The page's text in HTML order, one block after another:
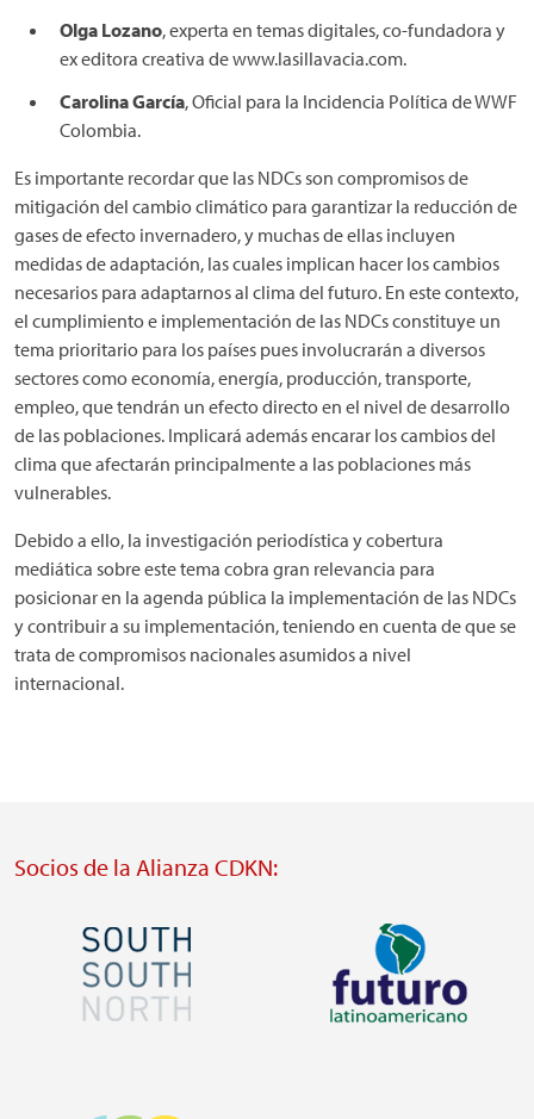
Olga Lozano, experta en temas digitales, co-fundadora y
ex editora creativa de www.lasillavacia.com.
Carolina García, Oficial para la Incidencia Política de WWF
Colombia.
Es importante recordar que las NDCs son compromisos de
mitigación del cambio climático para garantizar la reducción de
gases de efecto invernadero, y muchas de ellas incluyen
medidas de adaptación, las cuales implican hacer los cambios
necesarios para adaptarnos al clima del futuro. En este contexto,
el cumplimiento e implementación de las NDCs constituye un
tema prioritario para los países pues involucrarán a diversos
sectores como economía, energía, producción, transporte,
empleo, que tendrán un efecto directo en el nivel de desarrollo
de las poblaciones. Implicará además encarar los cambios del
clima que afectarán principalmente a las poblaciones más
vulnerables.
Debido a ello, la investigación periodística y cobertura
mediática sobre este tema cobra gran relevancia para
posicionar en la agenda pública la implementación de las NDCs
y contribuir a su implementación, teniendo en cuenta de que se
trata de compromisos nacionales asumidos a nivel
internacional.
Socios de la Alianza CDKN:
Imagen Imagen